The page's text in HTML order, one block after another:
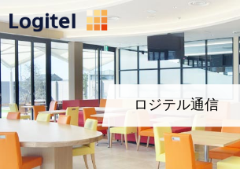
ロジテル通信